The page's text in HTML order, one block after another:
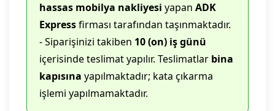
hassas mobilya nakliyesi yapan ADK
Expressfirması tarafından taşınmaktadır.
- Siparişinizi takiben 10 (on) iş günü
içerisinde teslimat yapılır. Teslimatlar bina
kapısına yapılmaktadır; kata çıkarma
işlemi yapılmamaktadır.